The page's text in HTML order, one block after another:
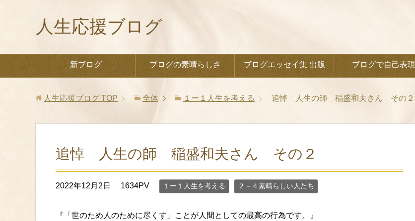
人生応援ブログ
新ブログ ブログの素晴らしさ ブログエッセイ集 出版 ブログで自己表現
人生応援ブログ TOP 全体 １ー１人生を考える 追悼 人生の師 稲盛和夫さん その２
追悼 人生の師 稲盛和夫さん その２
2022年12月2日 1634PV １ー１人生を考える ２－４素晴らしい人たち
『「世のため人のために尽くす」ことが人間としての最高の行為です。』